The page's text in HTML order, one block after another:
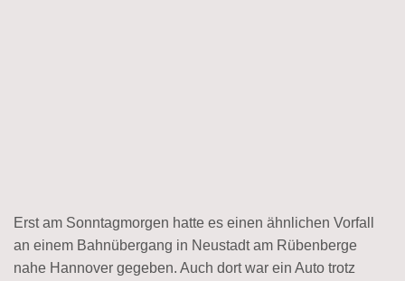
Erst am Sonntagmorgen hatte es einen ähnlichen Vorfall
an einem Bahnübergang in Neustadt am Rübenberge
nahe Hannover gegeben. Auch dort war ein Auto trotz